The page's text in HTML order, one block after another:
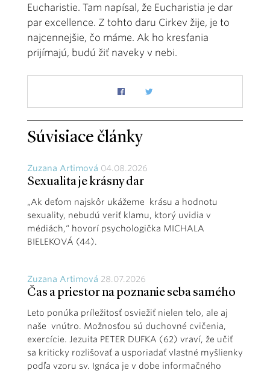
Eucharistie. Tam napísal, že Eucharistia je dar
par excellence. Z tohto daru Cirkev žije, je to
najcennejšie, čo máme. Ak ho kresťania
prijímajú, budú žiť naveky v nebi.
Súvisiace články
Zuzana Artimová 04.08.2026
Sexualita je krásny dar
„Ak deťom najskôr ukážeme krásu a hodnotu
sexuality, nebudú veriť klamu, ktorý uvidia v
médiách,“ hovorí psychologička MICHALA
BIELEKOVÁ (44).
Zuzana Artimová 28.07.2026
Čas a priestor na poznanie seba samého
Leto ponúka príležitosť osviežiť nielen telo, ale aj
naše vnútro. Možnosťou sú duchovné cvičenia,
exercície. Jezuita PETER DUFKA (62) vraví, že učiť
sa kriticky rozlišovať a usporiadať vlastné myšlienky
podľa vzoru sv. Ignáca je v dobe informačného